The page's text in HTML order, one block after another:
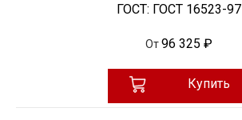
ГОСТ: ГОСТ 16523-97
От96 325 ₽
Купить